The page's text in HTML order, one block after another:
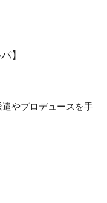
】
やプロデュースを手